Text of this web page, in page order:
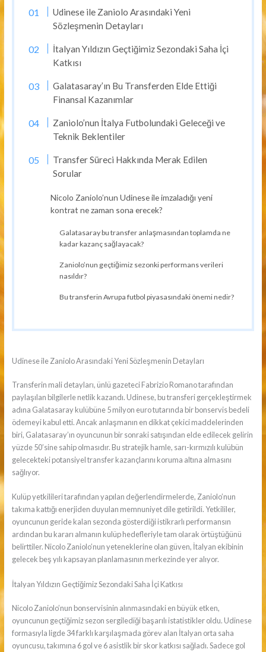
Udinese ile Zaniolo Arasındaki Yeni
Sözleşmenin Detayları
İtalyan Yıldızın Geçtiğimiz Sezondaki Saha İçi
Katkısı
Galatasaray’ın Bu Transferden Elde Ettiği
Finansal Kazanımlar
Zaniolo’nun İtalya Futbolundaki Geleceği ve
Teknik Beklentiler
Transfer Süreci Hakkında Merak Edilen
Sorular
Nicolo Zaniolo’nun Udinese ile imzaladığı yeni
kontrat ne zaman sona erecek?
Galatasaray bu transfer anlaşmasından toplamda ne
kadar kazanç sağlayacak?
Zaniolo’nun geçtiğimiz sezonki performans verileri
nasıldır?
Bu transferin Avrupa futbol piyasasındaki önemi nedir?
Udinese ile Zaniolo Arasındaki Yeni Sözleşmenin Detayları
Transferin mali detayları, ünlü gazeteci Fabrizio Romano tarafından
paylaşılan bilgilerle netlik kazandı. Udinese, bu transferi gerçekleştirmek
adına Galatasaray kulübüne 5 milyon euro tutarında bir bonservis bedeli
ödemeyi kabul etti. Ancak anlaşmanın en dikkat çekici maddelerinden
biri, Galatasaray’ın oyuncunun bir sonraki satışından elde edilecek gelirin
yüzde 50’sine sahip olmasıdır. Bu stratejik hamle, sarı-kırmızılı kulübün
gelecekteki potansiyel transfer kazançlarını koruma altına almasını
sağlıyor.
Kulüp yetkilileri tarafından yapılan değerlendirmelerde, Zaniolo’nun
takıma kattığı enerjiden duyulan memnuniyet dile getirildi. Yetkililer,
oyuncunun geride kalan sezonda gösterdiği istikrarlı performansın
ardından bu kararı almanın kulüp hedefleriyle tam olarak örtüştüğünü
belirttiler. Nicolo Zaniolo’nun yeteneklerine olan güven, İtalyan ekibinin
gelecek beş yılı kapsayan planlamasının merkezinde yer alıyor.
İtalyan Yıldızın Geçtiğimiz Sezondaki Saha İçi Katkısı
Nicolo Zaniolo’nun bonservisinin alınmasındaki en büyük etken,
oyuncunun geçtiğimiz sezon sergilediği başarılı istatistikler oldu. Udinese
formasıyla ligde 34 farklı karşılaşmada görev alan İtalyan orta saha
oyuncusu, takımına 6 gol ve 6 asistlik bir skor katkısı sağladı. Sadece gol